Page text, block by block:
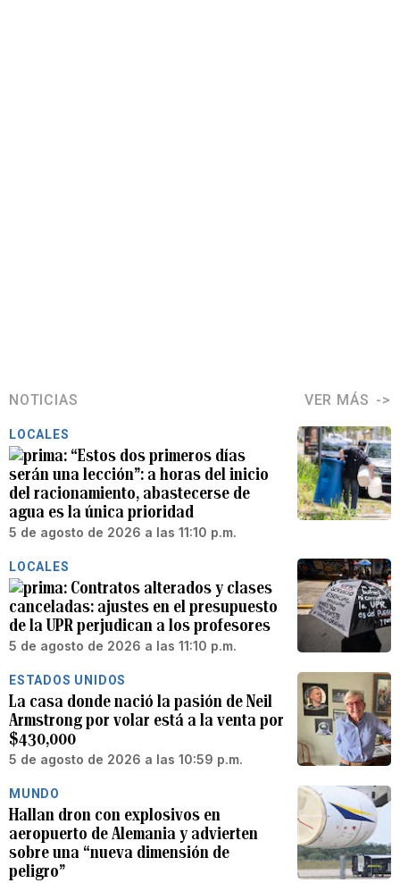
NOTICIAS VER MÁS
LOCALES
“Estos dos primeros días
serán una lección”: a horas del inicio
del racionamiento, abastecerse de
agua es la única prioridad
5 de agosto de 2026 a las 11:10 p.m.
LOCALES
Contratos alterados y clases
canceladas: ajustes en el presupuesto
de la UPR perjudican a los profesores
5 de agosto de 2026 a las 11:10 p.m.
ESTADOS UNIDOS
La casa donde nació la pasión de Neil
Armstrong por volar está a la venta por
$430,000
5 de agosto de 2026 a las 10:59 p.m.
MUNDO
Hallan dron con explosivos en
aeropuerto de Alemania y advierten
sobre una “nueva dimensión de
peligro”